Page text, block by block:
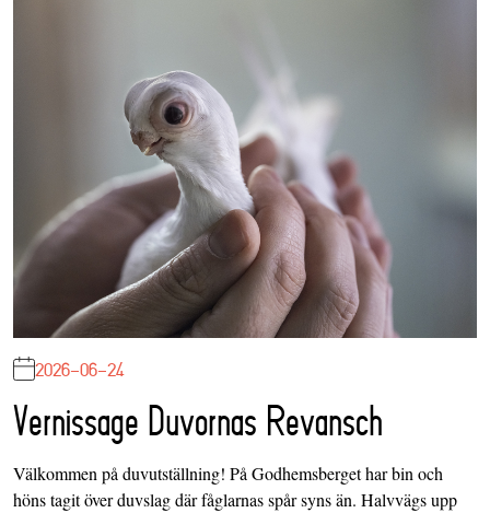
2026-06-24
Vernissage Duvornas Revansch
Välkommen på duvutställning! På Godhemsberget har bin och
höns tagit över duvslag där fåglarnas spår syns än. Halvvägs upp